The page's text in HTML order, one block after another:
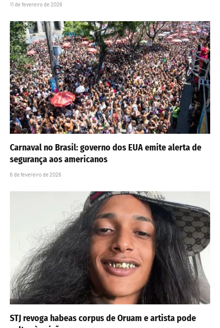
11 de fevereiro de 2026
Carnaval no Brasil: governo dos EUA emite alerta de
segurança aos americanos
6 de fevereiro de 2026
STJ revoga habeas corpus de Oruam e artista pode